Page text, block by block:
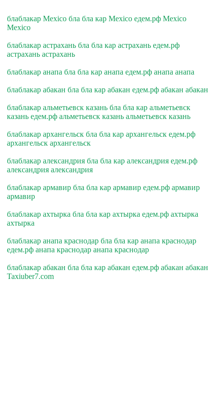
блаблакар Mexico бла бла кар Mexico едем.рф Mexico
Mexico
блаблакар астрахань бла бла кар астрахань едем.рф
астрахань астрахань
блаблакар анапа бла бла кар анапа едем.рф анапа анапа
блаблакар абакан бла бла кар абакан едем.рф абакан абакан
блаблакар альметьевск казань бла бла кар альметьевск
казань едем.рф альметьевск казань альметьевск казань
блаблакар архангельск бла бла кар архангельск едем.рф
архангельск архангельск
блаблакар александрия бла бла кар александрия едем.рф
александрия александрия
блаблакар армавир бла бла кар армавир едем.рф армавир
армавир
блаблакар ахтырка бла бла кар ахтырка едем.рф ахтырка
ахтырка
блаблакар анапа краснодар бла бла кар анапа краснодар
едем.рф анапа краснодар анапа краснодар
блаблакар абакан бла бла кар абакан едем.рф абакан абакан
Taxiuber7.com